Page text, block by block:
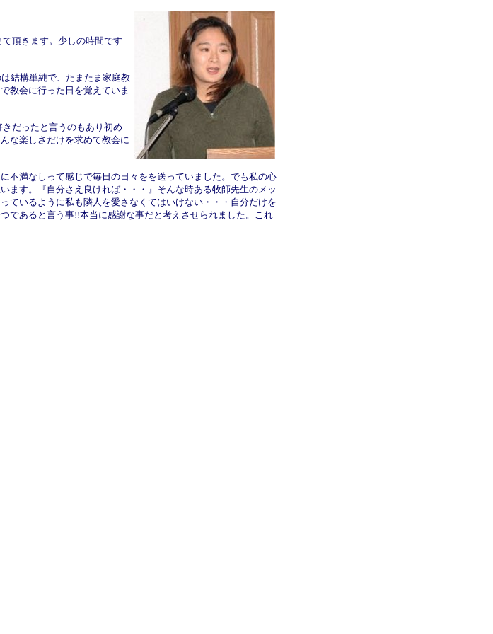
頂きます。少しの時間です
結構単純で、たまたま家庭教
教会に行った日を覚えていま
だったと言うのもあり初め
な楽しさだけを求めて教会に
不満なしって感じで毎日の日々をを送っていました。でも私の心
ます。『自分さえ良ければ・・・』そんな時ある牧師先生のメッ
ているように私も隣人を愛さなくてはいけない・・・自分だけを
であると言う事!!本当に感謝な事だと考えさせられました。これ